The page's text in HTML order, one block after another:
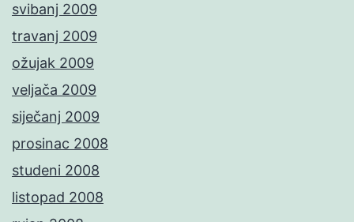
svibanj 2009
travanj 2009
ožujak 2009
veljača 2009
siječanj 2009
prosinac 2008
studeni 2008
listopad 2008